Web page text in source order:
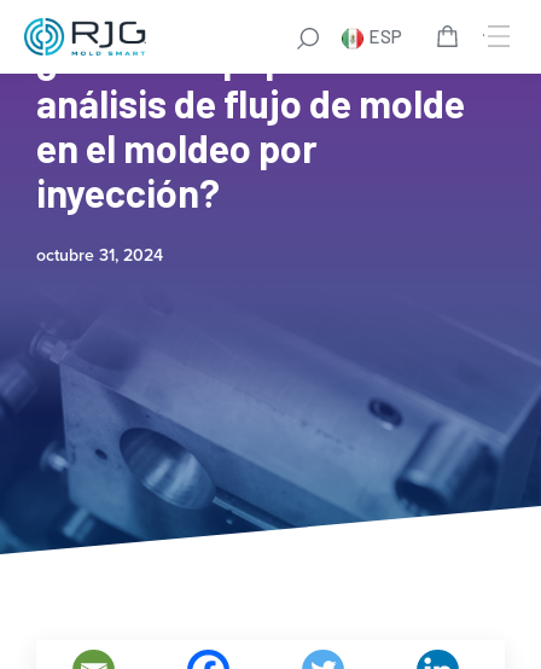
ESP
¿Cuál es el papel del
análisis de flujo de molde
en el moldeo por
inyección?
octubre 31, 2024